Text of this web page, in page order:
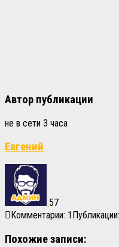
Автор публикации
не в сети 3 часа
Евгений
57
Комментарии: 1
Похожие записи: